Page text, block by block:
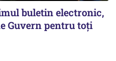
buletin electronic,
Guvern pentru toți